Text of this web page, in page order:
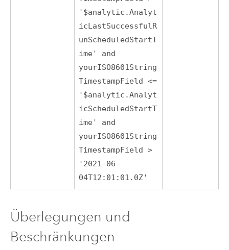
'$analytic.Analyt
icLastSuccessfulR
unScheduledStartT
ime' and
yourISO8601String
TimestampField <=
'$analytic.Analyt
icScheduledStartT
ime' and
yourISO8601String
TimestampField >
'2021-06-
04T12:01:01.0Z'
Überlegungen und
Beschränkungen